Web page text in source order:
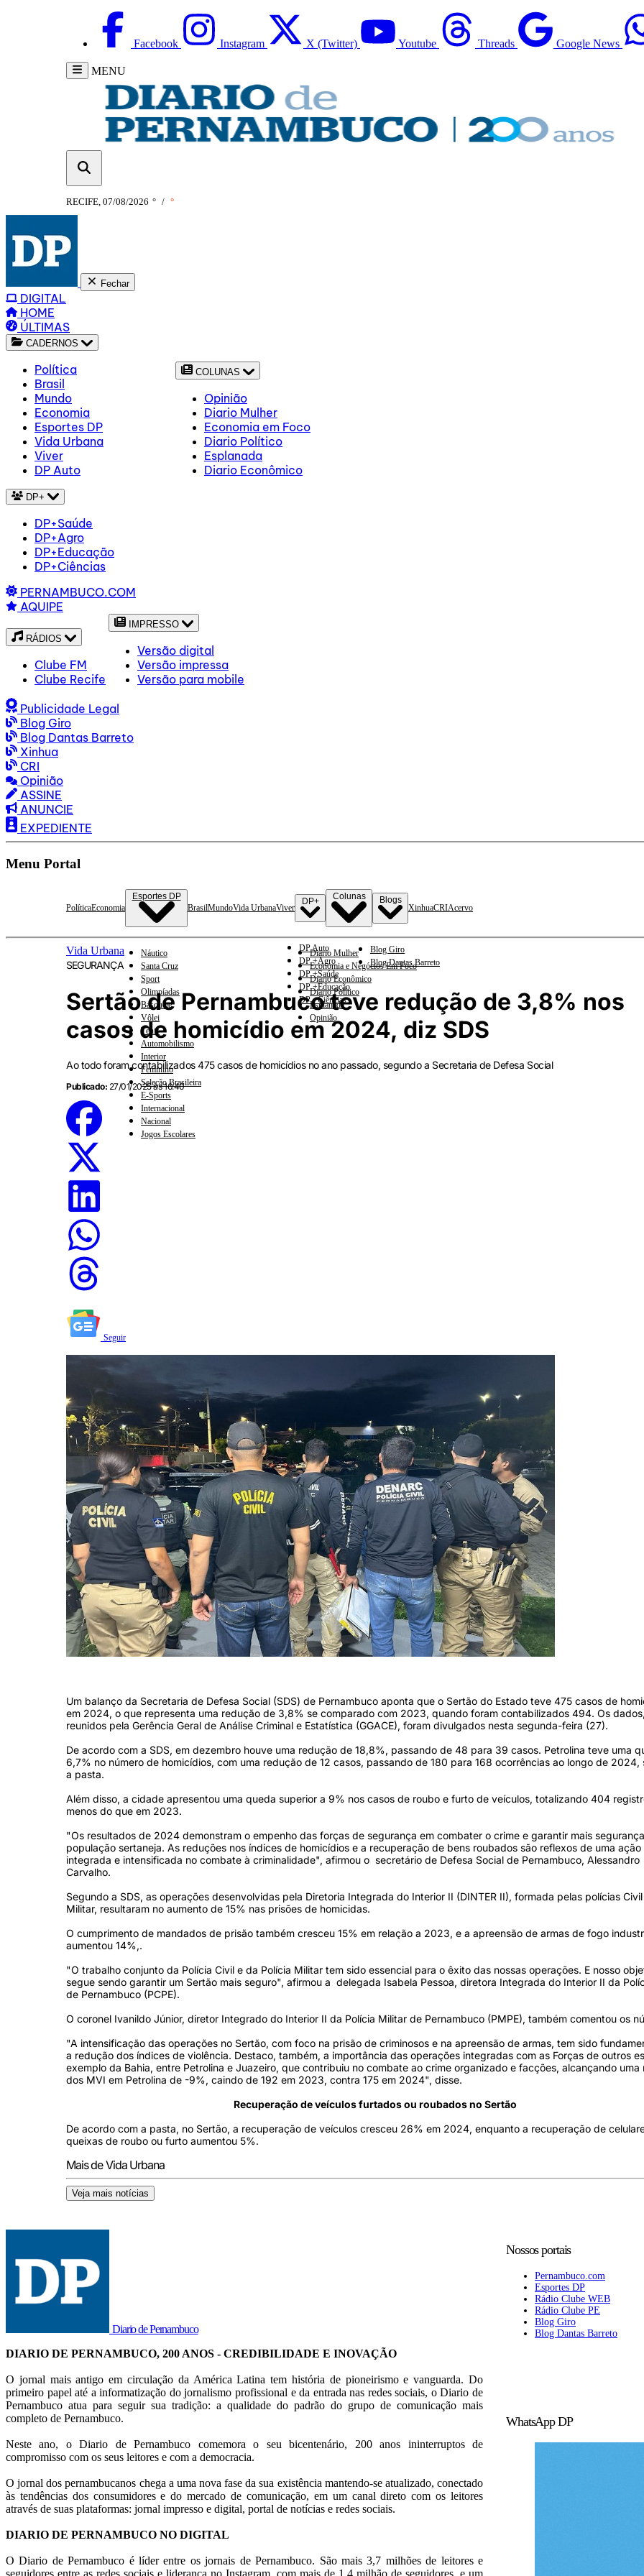
Facebook Instagram X (Twitter) Youtube Threads Google News
MENU
RECIFE, 07/08/2026 ° / °
Fechar
DIGITAL
HOME
ÚLTIMAS
CADERNOS
Política
Brasil
Mundo
Economia
Esportes DP
Vida Urbana
Viver
DP Auto
COLUNAS
Opinião
Diario Mulher
Economia em Foco
Diario Político
Esplanada
Diario Econômico
DP+
DP+Saúde
DP+Agro
DP+Educação
DP+Ciências
PERNAMBUCO.COM
AQUIPE
RÁDIOS
Clube FM
Clube Recife
IMPRESSO
Versão digital
Versão impressa
Versão para mobile
Publicidade Legal
Blog Giro
Blog Dantas Barreto
Xinhua
CRI
Opinião
ASSINE
ANUNCIE
EXPEDIENTE
Menu Portal
PolíticaEconomia
Esportes DP
Náutico
Santa Cruz
Sport
Olimpíadas
Basquete
Vôlei
Tênis
Automobilismo
Interior
Feminino
Seleção Brasileira
E-Sports
Internacional
Nacional
Jogos Escolares
BrasilMundoVida UrbanaViver
DP+
DP Auto
DP +Agro
DP +Saúde
DP +Educação
DP +Ciências
Colunas
Diario Mulher
Economia e Negócios Em Foco
Diario Econômico
Diario Político
Esplanada
Opinião
Blogs
Blog Giro
Blog Dantas Barreto
XinhuaCRIAcervo
Vida Urbana
SEGURANÇA
Sertão de Pernambuco teve redução de 3,8% nos
casos de homicídio em 2024, diz SDS
Ao todo foram contabilizados 475 casos de homicídios no ano passado, segundo a Secretaria de Defesa Social
Publicado: 27/01/2025 às 16:40
Seguir
Um balanço da Secretaria de Defesa Social (SDS) de Pernambuco aponta que o Sertão do Estado teve 475 casos de
em 2024, o que representa uma redução de 3,8% se comparado com 2023, quando foram contabilizados 494. Os dados,
reunidos pela Gerência Geral de Análise Criminal e Estatística (GGACE), foram divulgados nesta segunda-feira (27).
De acordo com a SDS, em dezembro houve uma redução de 18,8%, passando de 48 para 39 casos. Petrolina teve uma
6,7% no número de homicídios, com uma redução de 12 casos, passando de 180 para 168 ocorrências ao longo de 2024,
a pasta.
Além disso, a cidade apresentou uma queda superior a 9% nos casos de roubo e furto de veículos, totalizando 404
menos do que em 2023.
"Os resultados de 2024 demonstram o empenho das forças de segurança em combater o crime e garantir mais
população sertaneja. As reduções nos índices de homicídios e a recuperação de bens roubados são reflexos de uma ação
integrada e intensificada no combate à criminalidade", afirmou o secretário de Defesa Social de Pernambuco, Alessandro
Carvalho.
Segundo a SDS, as operações desenvolvidas pela Diretoria Integrada do Interior II (DINTER II), formada pelas polícias
Militar, resultaram no aumento de 15% nas prisões de homicidas.
O cumprimento de mandados de prisão também cresceu 15% em relação a 2023, e a apreensão de armas de fogo
aumentou 14%,.
"O trabalho conjunto da Polícia Civil e da Polícia Militar tem sido essencial para o êxito das nossas operações. E nosso
segue sendo garantir um Sertão mais seguro", afirmou a delegada Isabela Pessoa, diretora Integrada do Interior II da
de Pernambuco (PCPE).
O coronel Ivanildo Júnior, diretor Integrado do Interior II da Polícia Militar de Pernambuco (PMPE), também comentou os
"A intensificação das operações no Sertão, com foco na prisão de criminosos e na apreensão de armas, tem sido
a redução dos índices de violência. Destaco, também, a importância das operações integradas com as Forças de outros
exemplo da Bahia, entre Petrolina e Juazeiro, que contribuiu no combate ao crime organizado e facções, alcançando uma
dos MVI em Petrolina de -9%, caindo de 192 em 2023, contra 175 em 2024", disse.
Recuperação de veículos furtados ou roubados no Sertão
De acordo com a pasta, no Sertão, a recuperação de veículos cresceu 26% em 2024, enquanto a recuperação de
queixas de roubo ou furto aumentou 5%.
Mais de Vida Urbana
Veja mais notícias
Diario de Pernambuco
DIARIO DE PERNAMBUCO, 200 ANOS - CREDIBILIDADE E INOVAÇÃO
O jornal mais antigo em circulação da América Latina tem história de pioneirismo e vanguarda. Do
primeiro papel até a informatização do jornalismo profissional e da entrada nas redes sociais, o Diario de
Pernambuco atua para seguir sua tradição: a qualidade do padrão do grupo de comunicação mais
completo de Pernambuco.
Neste ano, o Diario de Pernambuco comemora o seu bicentenário, 200 anos ininterruptos de
compromisso com os seus leitores e com a democracia.
O jornal dos pernambucanos chega a uma nova fase da sua existência mantendo-se atualizado, conectado
às tendências dos consumidores e do mercado de comunicação, em um canal direto com os leitores
através de suas plataformas: jornal impresso e digital, portal de notícias e redes sociais.
DIARIO DE PERNAMBUCO NO DIGITAL
O Diario de Pernambuco é líder entre os jornais de Pernambuco. São mais 3,7 milhões de leitores e
seguidores entre as redes sociais e liderança no Instagram, com mais de 1,4 milhão de seguidores, e um
Nossos portais
Pernambuco.com
Esportes DP
Rádio Clube WEB
Rádio Clube PE
Blog Giro
Blog Dantas Barreto
WhatsApp DP